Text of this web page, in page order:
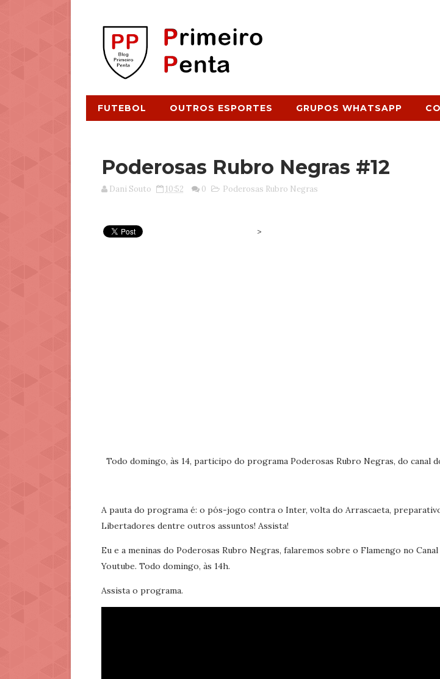
FUTEBOL OUTROS ESPORTES GRUPOS WHATSAPP
Poderosas Rubro Negras #12
Dani Souto 10:52 0 Poderosas Rubro Negras
>
Todo domingo, às 14, participo do programa Poderosas Rubro Negras, do canal
A pauta do programa é: o pós-jogo contra o Inter, volta do Arrascaeta,
Libertadores dentre outros assuntos! Assista!
Eu e a meninas do Poderosas Rubro Negras, falaremos sobre o Flamengo no Canal
Youtube. Todo domingo, às 14h.
Assista o programa.